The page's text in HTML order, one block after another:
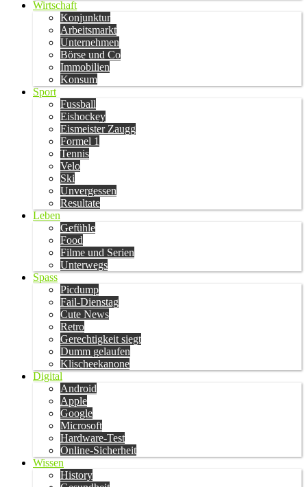
Wirtschaft
Konjunktur
Arbeitsmarkt
Unternehmen
Börse und Co
Immobilien
Konsum
Sport
Fussball
Eishockey
Eismeister Zaugg
Formel 1
Tennis
Velo
Ski
Unvergessen
Resultate
Leben
Gefühle
Food
Filme und Serien
Unterwegs
Spass
Picdump
Fail-Dienstag
Cute News
Retro
Gerechtigkeit siegt
Dumm gelaufen
Klischeekanone
Digital
Android
Apple
Google
Microsoft
Hardware-Test
Online-Sicherheit
Wissen
History